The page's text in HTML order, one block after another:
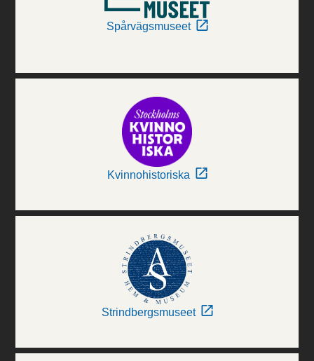
Spårvägsmuseet
Kvinnohistoriska
Strindbergsmuseet